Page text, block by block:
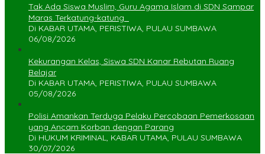
Tak Ada Siswa Muslim, Guru Agama Islam di SDN Sampar
Maras Terkatung-katung ‎
Di KABAR UTAMA, PERISTIWA, PULAU SUMBAWA
06/08/2026
Kekurangan Kelas, Siswa SDN Kanar Rebutan Ruang
Belajar
Di KABAR UTAMA, PERISTIWA, PULAU SUMBAWA
05/08/2026
Polisi Amankan Terduga Pelaku Percobaan Pemerkosaan
yang Ancam Korban dengan Parang
Di HUKUM KRIMINAL, KABAR UTAMA, PULAU SUMBAWA
30/07/2026